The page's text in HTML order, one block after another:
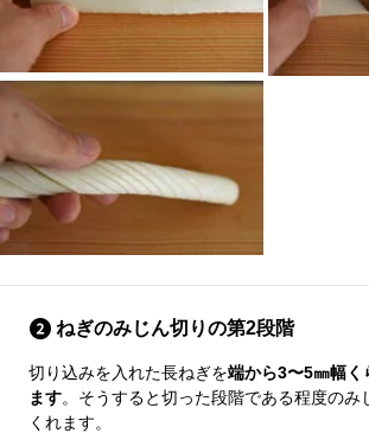
ねぎのみじん切りの第2段階
切り込みを入れた長ねぎを端から3〜5㎜幅く
ます。そうすると切った段階である程度のみ
くれます。